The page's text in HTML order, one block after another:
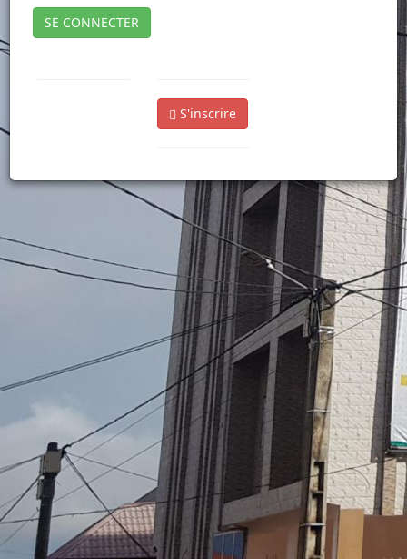
SE CONNECTER
S'inscrire